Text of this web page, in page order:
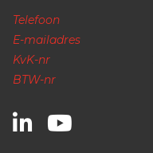
Telefoon
E-mailadres
KvK-nr
BTW-nr